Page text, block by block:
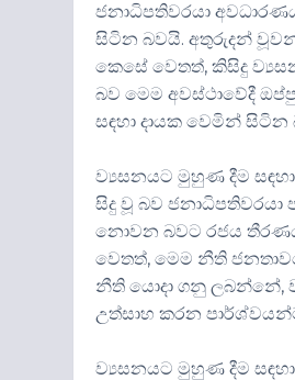
ජනාධිපතිවරයා
සිටින බවයි. අතුරුදන්
කෙසේ වෙතත්, කිසිදු
බව මෙම අවස්ථාවේදී
සඳහා දායක වෙමින්
ව්‍යසනයට මුහුණ දීම
සිදු වූ බව
නොවන බවට රජය
වෙතත්, මෙම නීති
නීති යොදා ගනු ලබන්නේ,
උත්සාහ කරන
ව්‍යසනයට මුහුණ දීම